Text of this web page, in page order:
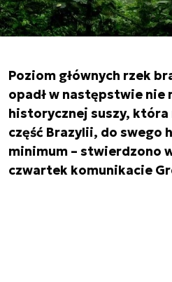
Poziom głównych rzek
opadł w następstwie
historycznej suszy, która
część Brazylii, do swego
minimum – stwierdzono
czwartek komunikacie